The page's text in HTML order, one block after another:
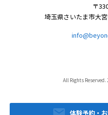
体験予約・
〒
埼玉県さいたま市大
All Rights Reserved.